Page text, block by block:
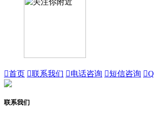
首页 联系我们 电话咨询 短信咨询 
联系我们